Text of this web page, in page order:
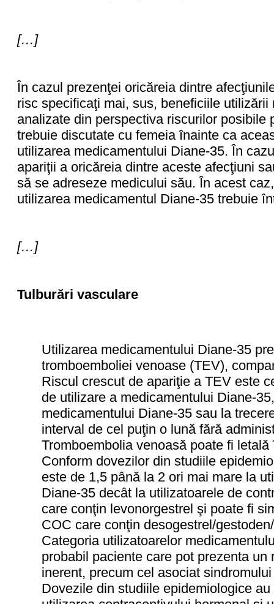
[…]
În cazul prezenţei oricăreia dintre
risc specificaţi mai, sus, beneficiile
analizate din perspectiva riscurilor posibile
trebuie discutate cu femeia înainte ca
utilizarea medicamentului Diane-35. În
apariţii a oricăreia dintre aceste afecţiuni
să se adreseze medicului său. În acest
utilizarea medicamentul Diane-35 trebuie
[…]
Tulburări vasculare
Utilizarea medicamentului Diane-35
tromboemboliei venoase (TEV),
Riscul crescut de apariţie a TEV este
de utilizare a medicamentului Diane-
medicamentului Diane-35 sau la
interval de cel puţin o lună fără
Tromboembolia venoasă poate fi
Conform dovezilor din studiile
este de 1,5 până la 2 ori mai mare la
Diane-35 decât la utilizatoarele de
care conţin levonorgestrel şi poate fi
COC care conţin desogestrel/
Categoria utilizatoarelor
probabil paciente care pot prezenta
inerent, precum cel asociat
Dovezile din studiile epidemiologice